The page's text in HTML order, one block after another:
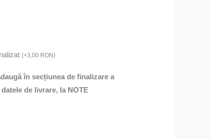
(+3,00 RON)
în secțiunea de finalizare a
de livrare, la NOTE